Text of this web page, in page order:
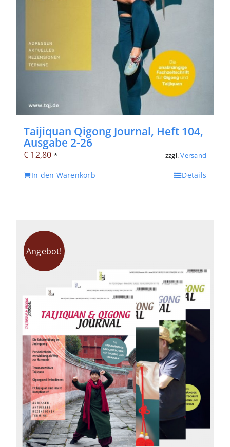
Taijiquan Qigong Journal, Heft 104,
Ausgabe 2-26
€ 12,80 * zzgl.Versand
In den Warenkorb Details
Angebot!